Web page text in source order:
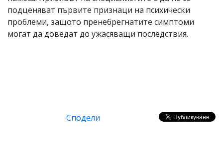
подценяват първите признаци на психически
проблеми, защото пренебрегнатите симптоми
могат да доведат до ужасяващи последствия.
Сподели